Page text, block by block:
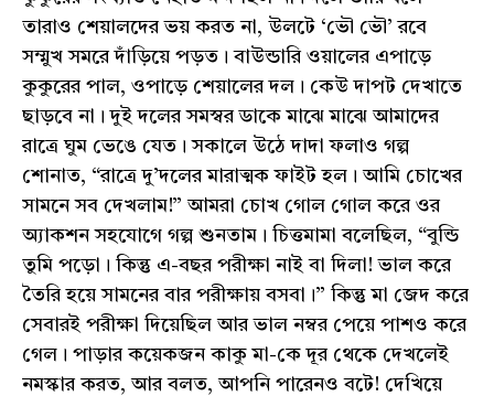
তারাও শেয়ালদের ভয় করত না, উলটে ‘ভৌ ভৌ’ রবে
সম্মুখ সমরে দাঁড়িয়ে পড়ত। বাউন্ডারি ওয়ালের এপাড়ে
কুকুরের পাল, ওপাড়ে শেয়ালের দল। কেউ দাপট দেখাতে
ছাড়বে না। দুই দলের সমস্বর ডাকে মাঝে মাঝে আমাদের
রাত্রে ঘুম ভেঙে যেত। সকালে উঠে দাদা ফলাও গল্প
শোনাত, “রাত্রে দু’দলের মারাত্মক ফাইট হল। আমি চোখের
সামনে সব দেখলাম!” আমরা চোখ গোল গোল করে ওর
অ্যাকশন সহযোগে গল্প শুনতাম। চিত্তমামা বলেছিল, “বুন্ডি
তুমি পড়ো। কিন্তু এ-বছর পরীক্ষা নাই বা দিলা! ভাল করে
তৈরি হয়ে সামনের বার পরীক্ষায় বসবা।” কিন্তু মা জেদ করে
সেবারই পরীক্ষা দিয়েছিল আর ভাল নম্বর পেয়ে পাশও করে
গেল। পাড়ার কয়েকজন কাকু মা-কে দূর থেকে দেখলেই
নমস্কার করত, আর বলত, আপনি পারেনও বটে! দেখিয়ে